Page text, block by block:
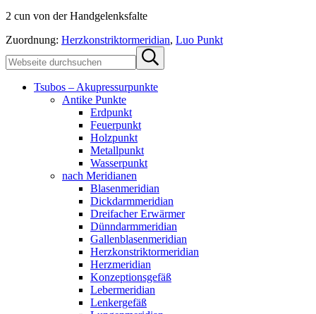
2 cun von der Handgelenksfalte
Zuordnung: Herzkonstriktormeridian, Luo Punkt
Sidebar
durchsuchen
Submit
search
Tsubos – Akupressurpunkte
Antike Punkte
Erdpunkt
Feuerpunkt
Holzpunkt
Metallpunkt
Wasserpunkt
nach Meridianen
Blasenmeridian
Dickdarmmeridian
Dreifacher Erwärmer
Dünndarmmeridian
Gallenblasenmeridian
Herzkonstriktormeridian
Herzmeridian
Konzeptionsgefäß
Lebermeridian
Lenkergefäß